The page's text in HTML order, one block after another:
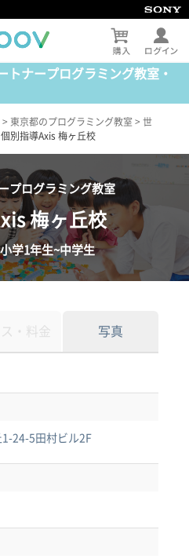
トナープログラミング教室・
> 東京都のプログラミング教室 > 世
個別指導Axis 梅ヶ丘校
プログラミング教室
梅ヶ丘校
小学1年生~中学生
・料金 写真
24-5田村ビル2F